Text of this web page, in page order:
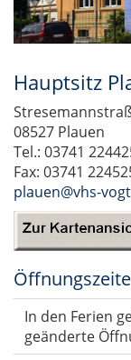
Hauptsitz
08527 Plauen
Tel.: 03741
Fax: 03741
plauen@vhs-
In den Ferien
geänderte